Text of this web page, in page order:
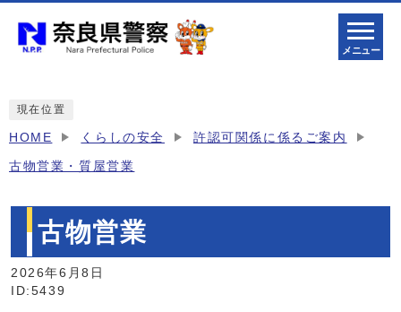
メニュー
現在位置
HOME くらしの安全 許認可関係に係るご案内
古物営業・質屋営業
古物営業
2026年6月8日
ID:5439